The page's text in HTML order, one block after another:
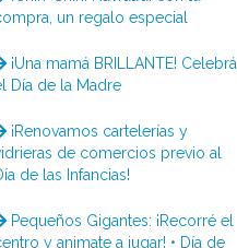
un regalo especial
¡Una mamá BRILLANTE! Celebrá
Día de la Madre
¡Renovamos cartelerías y
de comercios previo al
de las Infancias!
Pequeños Gigantes: ¡Recorré el
y animate a jugar! • Día de